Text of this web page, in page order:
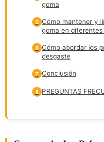
goma
5 Cómo mantener y
goma en
6 Cómo abordar los
desgaste
7 Conclusión
8 PREGUNTAS